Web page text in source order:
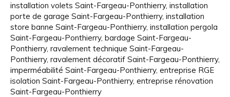
installation volets Saint-Fargeau-Ponthierry, installation
porte de garage Saint-Fargeau-Ponthierry, installation
store banne Saint-Fargeau-Ponthierry, installation pergola
Saint-Fargeau-Ponthierry, bardage Saint-Fargeau-
Ponthierry, ravalement technique Saint-Fargeau-
Ponthierry, ravalement décoratif Saint-Fargeau-Ponthierry,
imperméabilité Saint-Fargeau-Ponthierry, entreprise RGE
isolation Saint-Fargeau-Ponthierry, entreprise rénovation
Saint-Fargeau-Ponthierry